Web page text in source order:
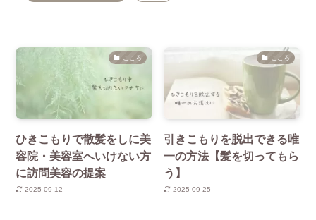
こころ
ひきこもりで散髪をしに美
容院・美容室へいけない方
に訪問美容の提案
2025-09-12
こころ
引きこもりを脱出できる唯
一の方法【髪を切ってもら
う】
2025-09-25